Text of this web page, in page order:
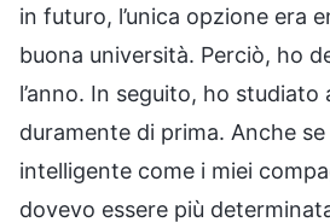
in futuro, l’unica opzione era
buona università. Perciò, ho
l’anno. In seguito, ho studiato
duramente di prima. Anche
intelligente come i miei
dovevo essere più